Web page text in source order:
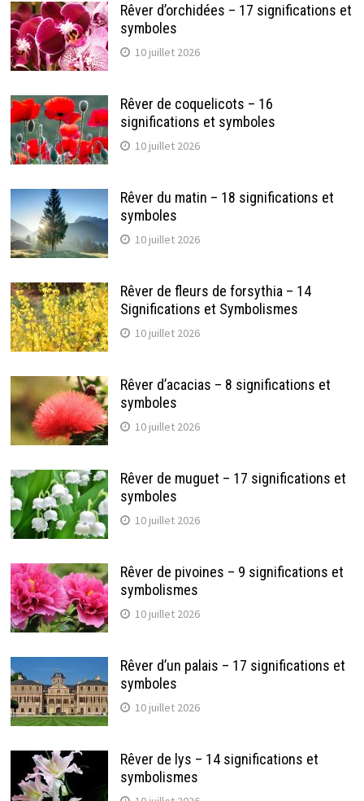
Rêver d’orchidées – 17 significations et
symboles
10 juillet 2026
Rêver de coquelicots – 16
significations et symboles
10 juillet 2026
Rêver du matin – 18 significations et
symboles
10 juillet 2026
Rêver de fleurs de forsythia – 14
Significations et Symbolismes
10 juillet 2026
Rêver d’acacias – 8 significations et
symboles
10 juillet 2026
Rêver de muguet – 17 significations et
symboles
10 juillet 2026
Rêver de pivoines – 9 significations et
symbolismes
10 juillet 2026
Rêver d’un palais – 17 significations et
symboles
10 juillet 2026
Rêver de lys – 14 significations et
symbolismes